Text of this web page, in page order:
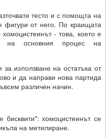
тесто и с помощта на
фигури от него. По краищата
- това, което е
на основния процес на
използване на остатъка от
и да направи нова партида
различен начин.
хомоцистеинът се
на метилиране.